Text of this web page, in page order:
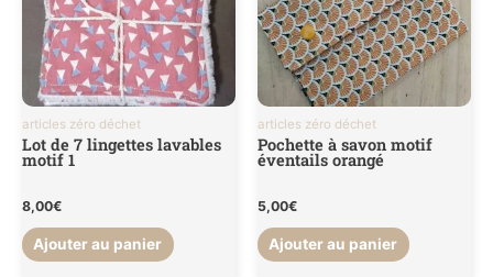
articles zéro déchet
Lot de 7 lingettes lavables
motif 1
8,00€
Ajouter au panier
articles zéro déchet
Pochette à savon motif
éventails orangé
5,00€
Ajouter au panier